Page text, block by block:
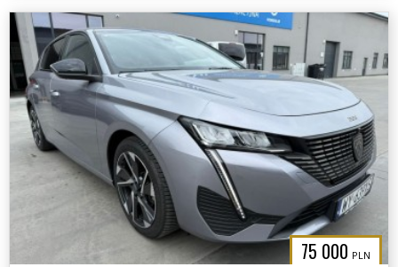
75 000 PLN